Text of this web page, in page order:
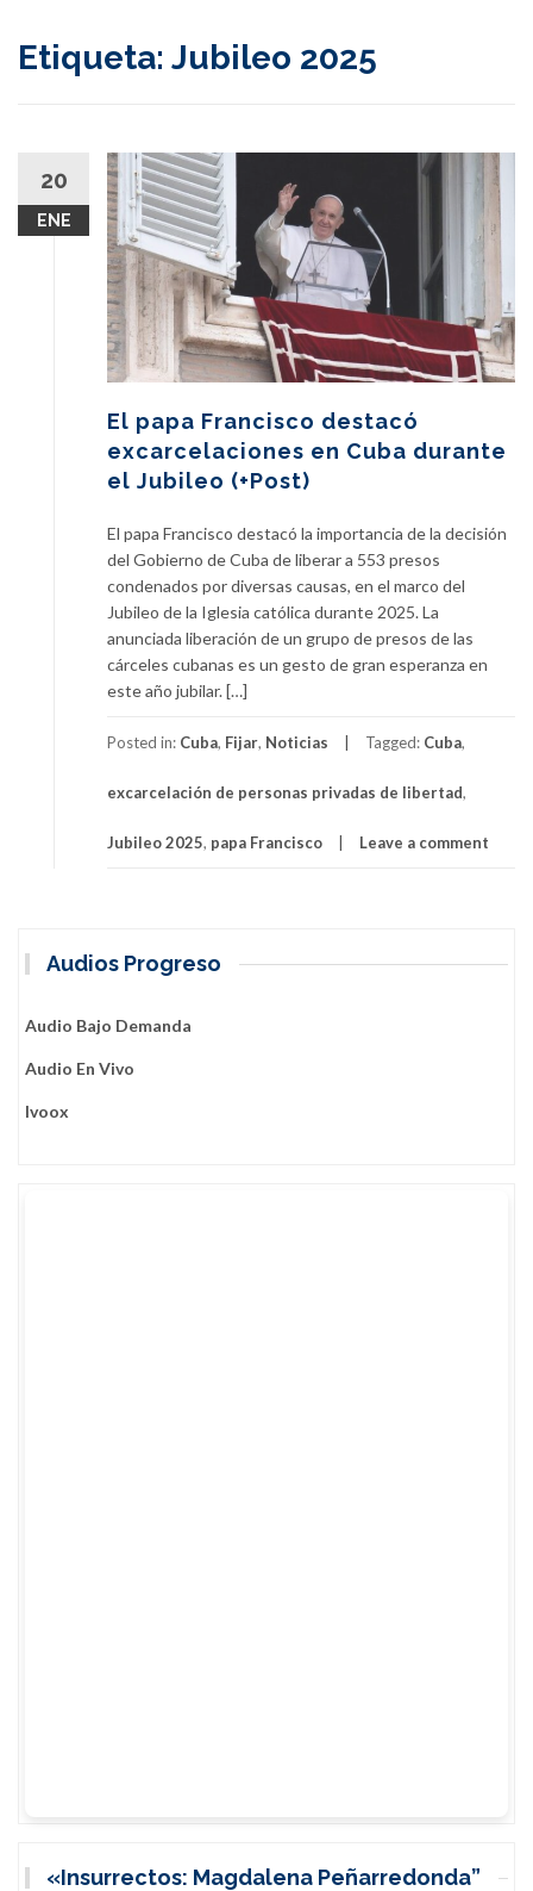
Etiqueta: Jubileo 2025
20
ENE
El papa Francisco destacó
excarcelaciones en Cuba durante
el Jubileo (+Post)
El papa Francisco destacó la importancia de la decisión
del Gobierno de Cuba de liberar a 553 presos
condenados por diversas causas, en el marco del
Jubileo de la Iglesia católica durante 2025. La
anunciada liberación de un grupo de presos de las
cárceles cubanas es un gesto de gran esperanza en
este año jubilar. […]
Posted in: Cuba, Fijar, Noticias Tagged: Cuba,
excarcelación de personas privadas de libertad,
Jubileo 2025, papa Francisco Leave a comment
Audios Progreso
Audio Bajo Demanda
Audio En Vivo
Ivoox
«Insurrectos: Magdalena Peñarredonda”